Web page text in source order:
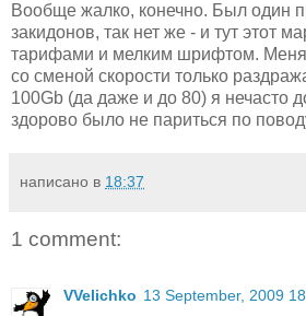
Вообще жалко, конечно. Был один
закидонов, так нет же - и тут этот
тарифами и мелким шрифтом. Меня
со сменой скорости только
100Gb (да даже и до 80) я нечасто
здорово было не париться по
написано в 18:37
1 comment:
VVelichko 13 September, 2009